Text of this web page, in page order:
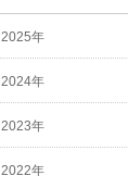
2025年
2024年
2023年
2022年